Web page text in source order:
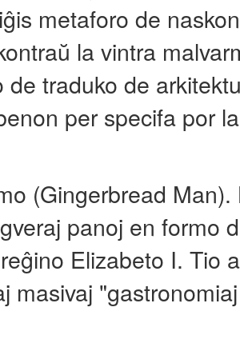
metaforo de
la vintra
de traduko de
per specifa por
(Gingerbread
panoj en formo
Elizabeto I. Tio
masivaj